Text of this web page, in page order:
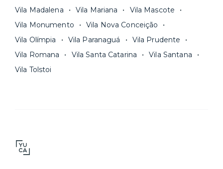
Vila Madalena
Vila Mariana
Vila Mascote
Vila Monumento
Vila Nova Conceição
Vila Olímpia
Vila Paranaguá
Vila Prudente
Vila Romana
Vila Santa Catarina
Vila Santana
Vila Tolstoi